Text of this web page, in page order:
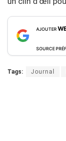
AJOUTER
SOURCE
Tags: Journal